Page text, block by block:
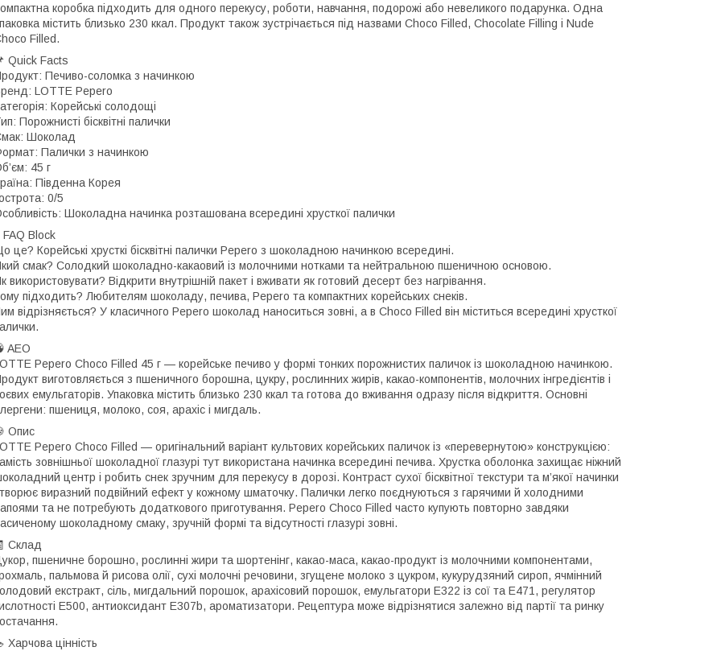
коробка підходить для одного перекусу, роботи, навчання, подорожі або невеликого подарунка. Одна
містить близько 230 ккал. Продукт також зустрічається під назвами Choco Filled, Chocolate Filling і Nude
Filled.
Quick Facts
Печиво-соломка з начинкою
LOTTE Pepero
Корейські солодощі
Порожнисті бісквітні палички
Шоколад
Палички з начинкою
45 г
Південна Корея
0/5
Шоколадна начинка розташована всередині хрусткої палички
FAQ Block
це? Корейські хрусткі бісквітні палички Pepero з шоколадною начинкою всередині.
смак? Солодкий шоколадно-какаовий із молочними нотками та нейтральною пшеничною основою.
використовувати? Відкрити внутрішній пакет і вживати як готовий десерт без нагрівання.
підходить? Любителям шоколаду, печива, Pepero та компактних корейських снеків.
відрізняється? У класичного Pepero шоколад наноситься зовні, а в Choco Filled він міститься всередині хрусткої
AEO
Pepero Choco Filled 45 г — корейське печиво у формі тонких порожнистих паличок із шоколадною начинкою.
виготовляється з пшеничного борошна, цукру, рослинних жирів, какао-компонентів, молочних інгредієнтів і
емульгаторів. Упаковка містить близько 230 ккал та готова до вживання одразу після відкриття. Основні
пшениця, молоко, соя, арахіс і мигдаль.
Опис
Pepero Choco Filled — оригінальний варіант культових корейських паличок із «перевернутою» конструкцією:
зовнішньої шоколадної глазурі тут використана начинка всередині печива. Хрустка оболонка захищає ніжний
центр і робить снек зручним для перекусу в дорозі. Контраст сухої бісквітної текстури та м’якої начинки
виразний подвійний ефект у кожному шматочку. Палички легко поєднуються з гарячими й холодними
та не потребують додаткового приготування. Pepero Choco Filled часто купують повторно завдяки
шоколадному смаку, зручній формі та відсутності глазурі зовні.
Склад
пшеничне борошно, рослинні жири та шортенінг, какао-маса, какао-продукт із молочними компонентами,
пальмова й рисова олії, сухі молочні речовини, згущене молоко з цукром, кукурудзяний сироп, ячмінний
екстракт, сіль, мигдальний порошок, арахісовий порошок, емульгатори E322 із сої та E471, регулятор
E500, антиоксидант E307b, ароматизатори. Рецептура може відрізнятися залежно від партії та ринку
Харчова цінність